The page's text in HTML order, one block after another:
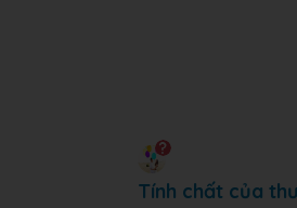
Tính chất của